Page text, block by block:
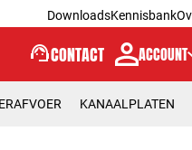
DownloadsKennisbank
support_agentCONTACT ACCOUNT
KANAALPLATEN